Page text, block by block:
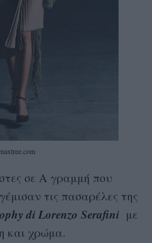
σε Α γραμμή που
τις πασαρέλες της
di Lorenzo Serafini με
και χρώμα.